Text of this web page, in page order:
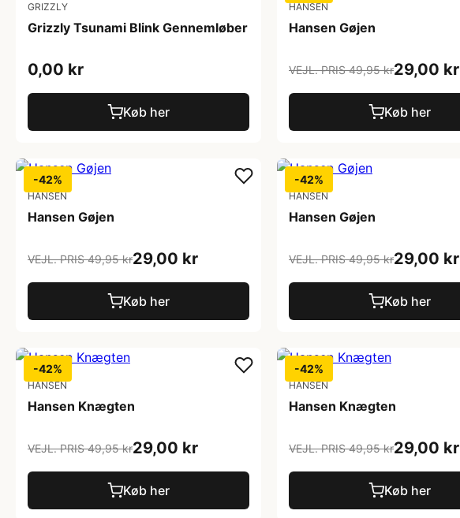
GRIZZLY
Grizzly Tsunami Blink Gennemløber
0,00 kr
Køb her
HANSEN
Hansen Gøjen
VEJL. PRIS 49,95 kr29,00 kr
Køb her
-42%
HANSEN
Hansen Gøjen
VEJL. PRIS 49,95 kr29,00 kr
Køb her
-42%
HANSEN
Hansen Gøjen
VEJL. PRIS 49,95 kr29,00 kr
Køb her
-42%
HANSEN
Hansen Knægten
VEJL. PRIS 49,95 kr29,00 kr
Køb her
-42%
HANSEN
Hansen Knægten
VEJL. PRIS 49,95 kr29,00 kr
Køb her